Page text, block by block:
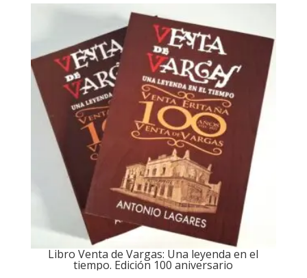
Libro Venta de Vargas: Una leyenda en el
tiempo. Edición 100 aniversario